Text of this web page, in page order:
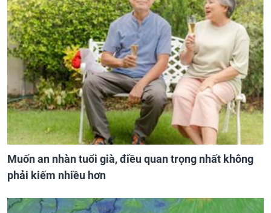
Muốn an nhàn tuổi già, điều quan trọng nhất không
phải kiếm nhiều hơn